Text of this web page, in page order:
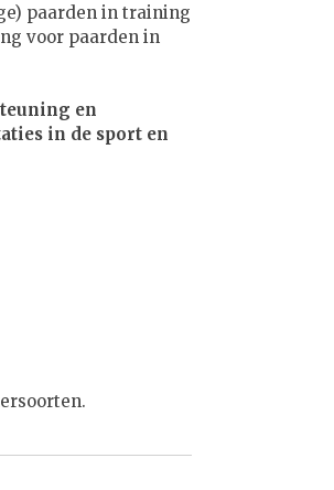
paarden in training
voor paarden in
en
in de sport en